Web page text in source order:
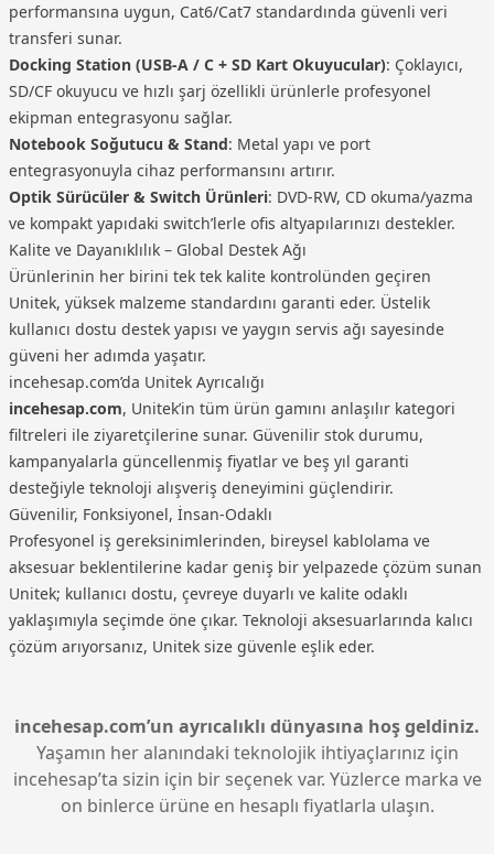
performansına uygun, Cat6/Cat7 standardında güvenli veri
transferi sunar.
Docking Station (USB‑A / C + SD Kart Okuyucular): Çoklayıcı,
SD/CF okuyucu ve hızlı şarj özellikli ürünlerle profesyonel
ekipman entegrasyonu sağlar.
Notebook Soğutucu & Stand: Metal yapı ve port
entegrasyonuyla cihaz performansını artırır.
Optik Sürücüler & Switch Ürünleri: DVD-RW, CD okuma/yazma
ve kompakt yapıdaki switch’lerle ofis altyapılarınızı destekler.
Kalite ve Dayanıklılık – Global Destek Ağı
Ürünlerinin her birini tek tek kalite kontrolünden geçiren
Unitek, yüksek malzeme standardını garanti eder. Üstelik
kullanıcı dostu destek yapısı ve yaygın servis ağı sayesinde
güveni her adımda yaşatır.
incehesap.com’da Unitek Ayrıcalığı
incehesap.com, Unitek’in tüm ürün gamını anlaşılır kategori
filtreleri ile ziyaretçilerine sunar. Güvenilir stok durumu,
kampanyalarla güncellenmiş fiyatlar ve beş yıl garanti
desteğiyle teknoloji alışveriş deneyimini güçlendirir.
Güvenilir, Fonksiyonel, İnsan‑Odaklı
Profesyonel iş gereksinimlerinden, bireysel kablolama ve
aksesuar beklentilerine kadar geniş bir yelpazede çözüm sunan
Unitek; kullanıcı dostu, çevreye duyarlı ve kalite odaklı
yaklaşımıyla seçimde öne çıkar. Teknoloji aksesuarlarında kalıcı
çözüm arıyorsanız, Unitek size güvenle eşlik eder.
incehesap.com’un ayrıcalıklı dünyasına hoş geldiniz.
Yaşamın her alanındaki teknolojik ihtiyaçlarınız için
incehesap’ta sizin için bir seçenek var. Yüzlerce marka ve
on binlerce ürüne en hesaplı fiyatlarla ulaşın.